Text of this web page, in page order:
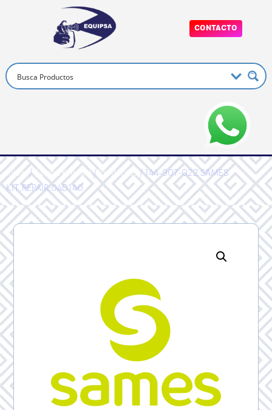
CONTACTO
Inicio/Sames Kremlin/Productos/ 144-907-022 SAMES
KIT,REPAIR,04D140